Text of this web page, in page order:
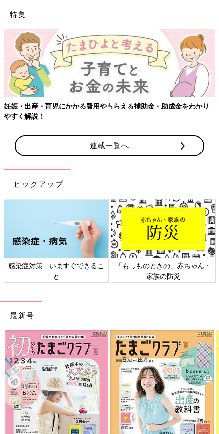
特集
かり 【ワクチン接種できるものも】妊婦の感染症対策、知ってお
連載一覧へ
ピックアップ
ちゃん・
日本外来小児科学会リーフレッ
六星占術 細木かおり
最新号